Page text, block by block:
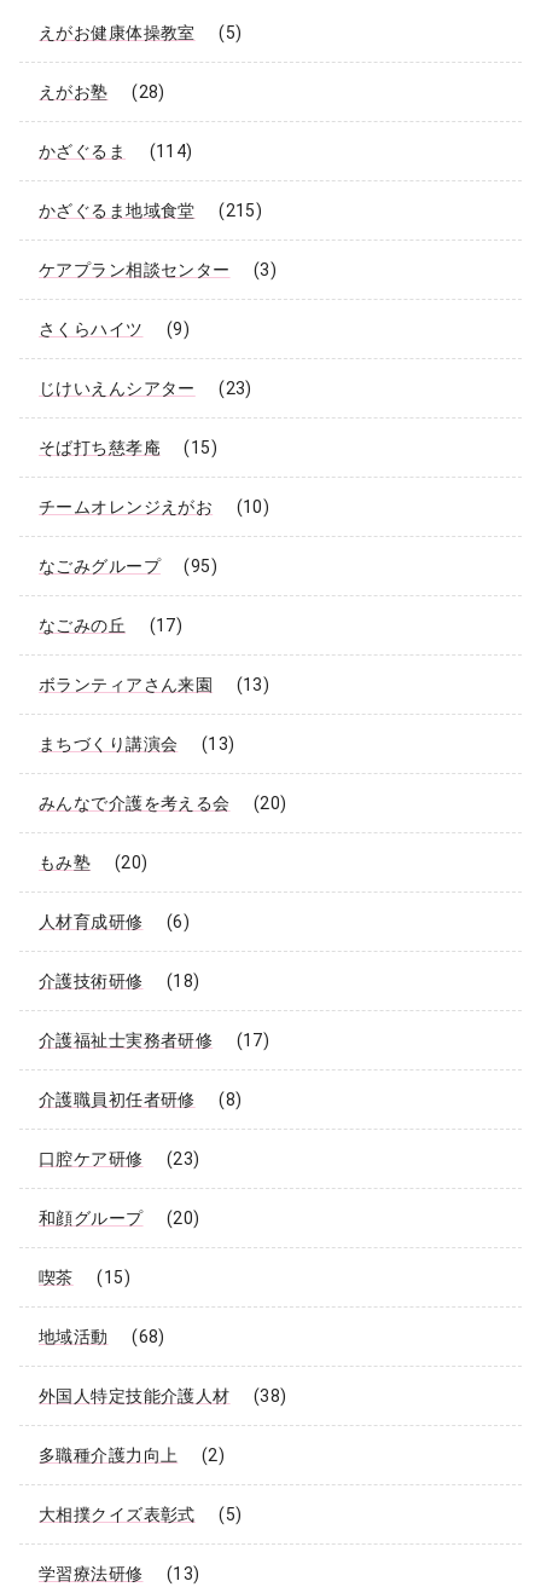
えがお健康体操教室 (5)
えがお塾 (28)
かざぐるま (114)
かざぐるま地域食堂 (215)
ケアプラン相談センター (3)
さくらハイツ (9)
じけいえんシアター (23)
そば打ち慈孝庵 (15)
チームオレンジえがお (10)
なごみグループ (95)
なごみの丘 (17)
ボランティアさん来園 (13)
まちづくり講演会 (13)
みんなで介護を考える会 (20)
もみ塾 (20)
人材育成研修 (6)
介護技術研修 (18)
介護福祉士実務者研修 (17)
介護職員初任者研修 (8)
口腔ケア研修 (23)
和顔グループ (20)
喫茶 (15)
地域活動 (68)
外国人特定技能介護人材 (38)
多職種介護力向上 (2)
大相撲クイズ表彰式 (5)
学習療法研修 (13)